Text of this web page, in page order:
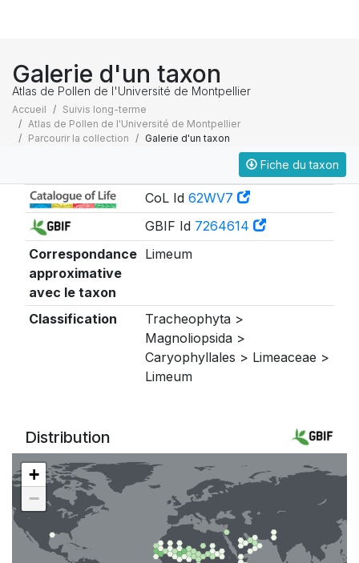
Galerie d'un taxon
Atlas de Pollen de l'Université de Montpellier
Accueil
Suivis long-terme
Atlas de Pollen de l'Université de Montpellier
Parcourir la collection
Galerie d'un taxon
Fiche du taxon
CoL Id 62WV7
GBIF Id 7264614
Correspondance
approximative
avec le taxon
Limeum
Classification
Tracheophyta >
Magnoliopsida >
Caryophyllales > Limeaceae >
Limeum
Distribution
+
−